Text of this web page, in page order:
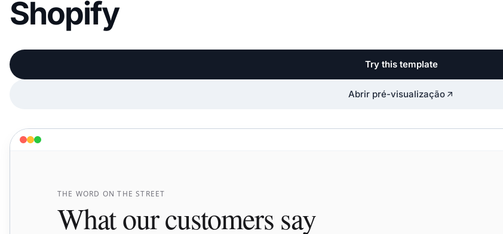
Shopify
Try this template
Abrir pré-visualização